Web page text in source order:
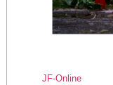
JF-Online